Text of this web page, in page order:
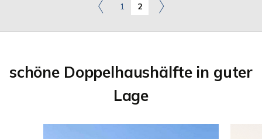
1 2
schöne Doppelhaushälfte in guter
Lage